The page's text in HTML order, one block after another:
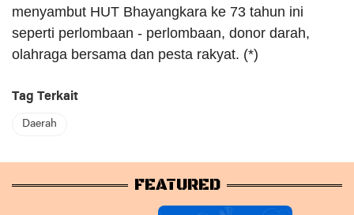
menyambut HUT Bhayangkara ke 73 tahun ini
seperti perlombaan - perlombaan, donor darah,
olahraga bersama dan pesta rakyat. (*)
Tag Terkait
Daerah
FEATURED